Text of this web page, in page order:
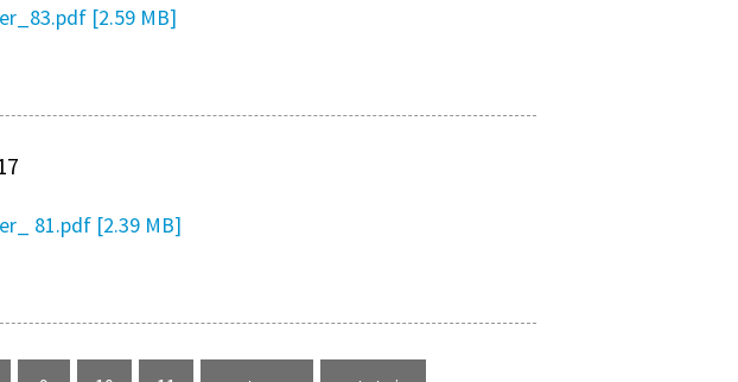
[2.59 MB]
81.pdf [2.39 MB]